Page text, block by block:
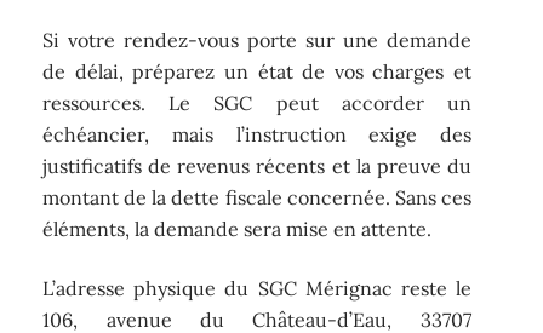
Si votre rendez-vous porte sur une demande
de délai, préparez un état de vos charges et
ressources. Le SGC peut accorder un
échéancier, mais l’instruction exige des
justificatifs de revenus récents et la preuve du
montant de la dette fiscale concernée. Sans ces
éléments, la demande sera mise en attente.
L’adresse physique du SGC Mérignac reste le
106, avenue du Château-d’Eau, 33707